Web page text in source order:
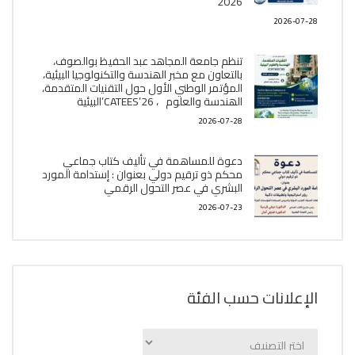
2026-07-28
تنظم جامعة المجاهد عبد الحفيظ بوالصوف،
بالتعاون مع مخبر الھندسة والتكنولوجيا البیئیة،
المؤتمر الوطني الأول حول التقنيات المتقدمة،
الھندسة والعلوم ، CATEES’26’البیئية
2026-07-28
دعوة للمساهمة في تأليف كتاب جماعي
محكم ذو ترقيم دولي بعنوان : إستدامة المورد
البشري في عصر التحول الرقمي
2026-07-23
الإعلانات حسب الفئة
الإعلانات